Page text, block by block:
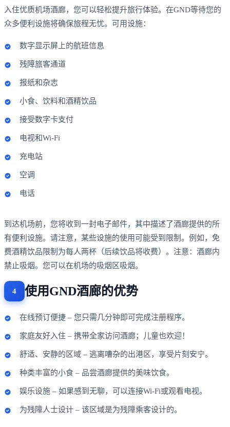
入住优质机场酒廊，您可以轻松提升旅行体验。在GND等待您的
众多便利设施将确保旅程无忧。可用设施：
数字显示屏上的航班信息
残障旅客通道
报纸和杂志
小食、饮料和酒精饮品
接受数字卡支付
电视和Wi-Fi
充电站
空调
电话
到达机场前，您将收到一封电子邮件，其中描述了酒廊提供的所
有便利设施。请注意，某些设施的使用可能受到限制。例如，免
费酒精饮品限制为每人两杯（后续饮品将收费）。注意：酒廊内
禁止吸烟。您可以在机场的吸烟区吸烟。
使用GND酒廊的优势
在线预订便捷 – 您只需几分钟即可完成注册程序。
家庭友好入住 – 携带全家访问酒廊；儿童也欢迎！
舒适、安静的区域 – 逃离嘈杂的出港区，享受片刻安宁。
种类丰富的小食 – 品尝酒廊提供的美味饮食。
娱乐设施 – 如果感到无聊，可以连接Wi-Fi或观看电视。
为残障人士设计 – 该区域是为残障乘客设计的。